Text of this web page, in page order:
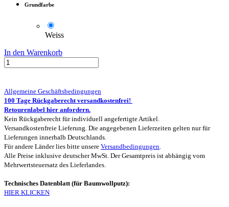
Grundfarbe
Weiss
In den Warenkorb
Allgemeine Geschäftsbedingungen
100 Tage Rückgaberecht versandkostenfrei!
Retourenlabel hier anfordern.
Kein Rückgaberecht für individuell angefertigte Artikel.
Versandkostenfreie Lieferung. Die angegebenen Lieferzeiten gelten nur für
Lieferungen innerhalb Deutschlands.
Für andere Länder lies bitte unsere Versandbedingungen.
Alle Preise inklusive deutscher MwSt. Der Gesamtpreis ist abhängig vom
Mehrwertsteuersatz des Lieferlandes.
Technisches Datenblatt (für Baumwollputz):
HIER KLICKEN